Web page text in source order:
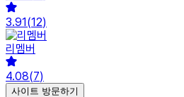
3.91(12)
리멤버
4.08(7)
사이트 방문하기